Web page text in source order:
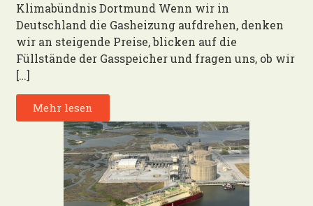
Klimabündnis Dortmund Wenn wir in
Deutschland die Gasheizung aufdrehen, denken
wir an steigende Preise, blicken auf die
Füllstände der Gasspeicher und fragen uns, ob wir
[…]
Mehr lesen